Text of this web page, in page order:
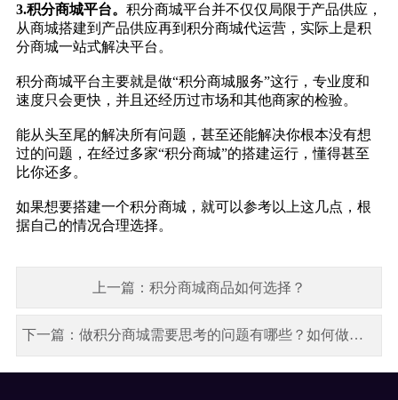
3.积分商城平台。 积分商城平台并不仅仅局限于产品供应，
从商城搭建到产品供应再到积分商城代运营，实际上是积
分商城一站式解决平台。
积分商城平台主要就是做“积分商城服务”这行，专业度和
速度只会更快，并且还经历过市场和其他商家的检验。
能从头至尾的解决所有问题，甚至还能解决你根本没有想
过的问题，在经过多家“积分商城”的搭建运行，懂得甚至
比你还多。
如果想要搭建一个积分商城，就可以参考以上这几点，根
据自己的情况合理选择。
上一篇：积分商城商品如何选择？
下一篇：做积分商城需要思考的问题有哪些？如何做规划？